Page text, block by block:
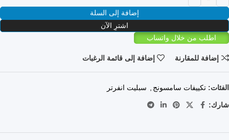
إضافة إلى السلة
اشترِ الآن
اطلب من خلال واتساب
إضافة للمقارنة إضافة إلى قائمة الرغبات
الفئات: تكييفات سامسونج , سبليت انفرتر
شارك: